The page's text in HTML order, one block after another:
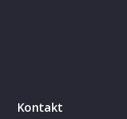
Kontakt